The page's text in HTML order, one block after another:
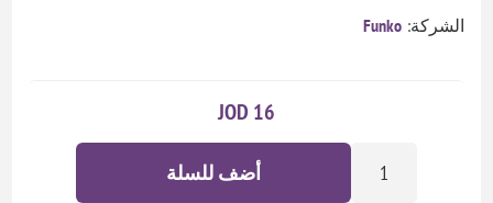
الشركة: Funko
16 JOD
أضف للسلة